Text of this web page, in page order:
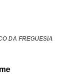
DA FREGUESIA